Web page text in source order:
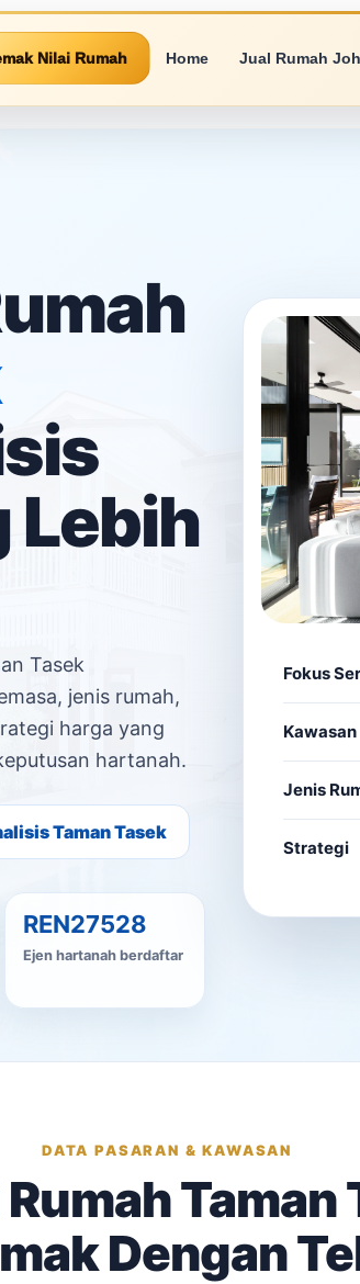
Nilai Rumah Home Jual Rumah
Lebih
Tasek
jenis rumah,
harga yang
hartanah.
Taman Tasek
REN27528
Ejen hartanah berdaftar
Fokus
Kawasan
Jenis
Strategi
DATA PASARAN & KAWASAN
Taman
Dengan